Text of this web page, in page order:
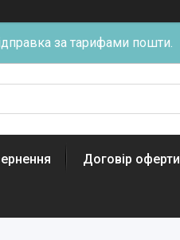
за тарифами пошти.
Договір оферти